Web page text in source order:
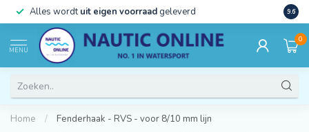
Alles wordtuit eigen voorraad geleverd 9.6
MENU
0
Home / Fenderhaak - RVS - voor 8/10 mm lijn